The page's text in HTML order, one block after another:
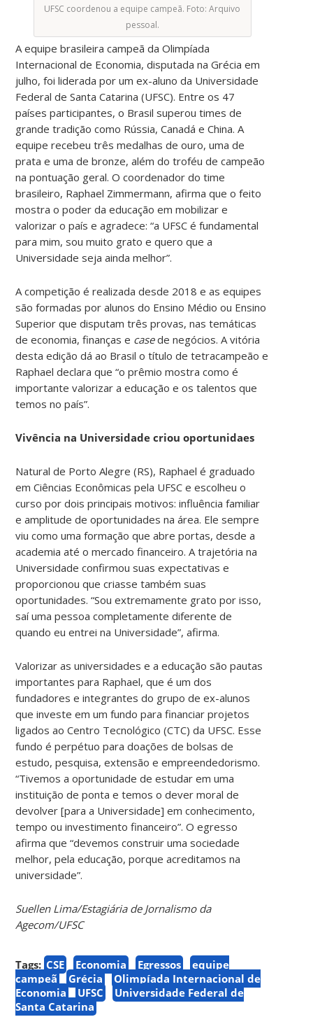
UFSC coordenou a equipe campeã. Foto: Arquivo
pessoal.
A equipe brasileira campeã da Olimpíada
Internacional de Economia, disputada na Grécia em
julho, foi liderada por um ex-aluno da Universidade
Federal de Santa Catarina (UFSC). Entre os 47
países participantes, o Brasil superou times de
grande tradição como Rússia, Canadá e China. A
equipe recebeu três medalhas de ouro, uma de
prata e uma de bronze, além do troféu de campeão
na pontuação geral. O coordenador do time
brasileiro, Raphael Zimmermann, afirma que o feito
mostra o poder da educação em mobilizar e
valorizar o país e agradece: “a UFSC é fundamental
para mim, sou muito grato e quero que a
Universidade seja ainda melhor”.
A competição é realizada desde 2018 e as equipes
são formadas por alunos do Ensino Médio ou Ensino
Superior que disputam três provas, nas temáticas
de economia, finanças e casede negócios. A vitória
desta edição dá ao Brasil o título de tetracampeão e
Raphael declara que “o prêmio mostra como é
importante valorizar a educação e os talentos que
temos no país”.
Vivência na Universidade criou oportunidaes
Natural de Porto Alegre (RS), Raphael é graduado
em Ciências Econômicas pela UFSC e escolheu o
curso por dois principais motivos: influência familiar
e amplitude de oportunidades na área. Ele sempre
viu como uma formação que abre portas, desde a
academia até o mercado financeiro. A trajetória na
Universidade confirmou suas expectativas e
proporcionou que criasse também suas
oportunidades. “Sou extremamente grato por isso,
saí uma pessoa completamente diferente de
quando eu entrei na Universidade”, afirma.
Valorizar as universidades e a educação são pautas
importantes para Raphael, que é um dos
fundadores e integrantes do grupo de ex-alunos
que investe em um fundo para financiar projetos
ligados ao Centro Tecnológico (CTC) da UFSC. Esse
fundo é perpétuo para doações de bolsas de
estudo, pesquisa, extensão e empreendedorismo.
“Tivemos a oportunidade de estudar em uma
instituição de ponta e temos o dever moral de
devolver [para a Universidade] em conhecimento,
tempo ou investimento financeiro”.O egresso
afirma que “devemos construir uma sociedade
melhor, pela educação, porque acreditamos na
universidade”.
Suellen Lima/Estagiária de Jornalismo da
Agecom/UFSC
Tags: CSE Economia Egressos
equipe
campeã
Grécia
Olimpíada Internacional de
Economia
UFSC
Universidade Federal de
Santa Catarina